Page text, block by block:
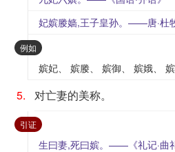
妃嫔媵嫱,王子皇孙。——唐·杜
例如 ：
嫔妃、 嫔媵、 嫔御、 嫔娥、
5. 对亡妻的美称。
引证：
生曰妻,死曰嫔。——《礼记·曲